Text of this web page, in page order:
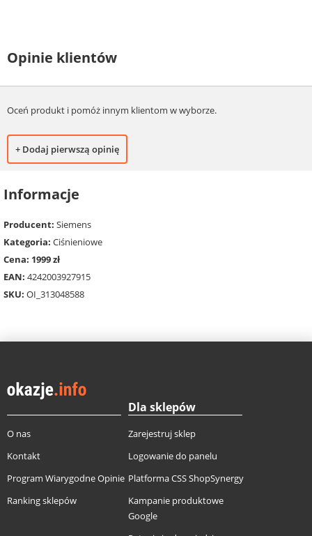
Opinie klientów
Oceń produkt i pomóż innym klientom w wyborze.
+ Dodaj pierwszą opinię
Informacje
Producent: Siemens
Kategoria: Ciśnieniowe
Cena: 1999 zł
EAN: 4242003927915
SKU: OI_313048588
O nas
Kontakt
Program Wiarygodne Opinie
Ranking sklepów
Dla sklepów
Zarejestruj sklep
Logowanie do panelu
Platforma CSS ShopSynergy
Kampanie produktowe
Google